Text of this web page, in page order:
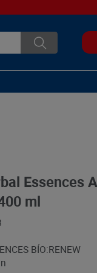
Essences
ml
BÍO:RENEW